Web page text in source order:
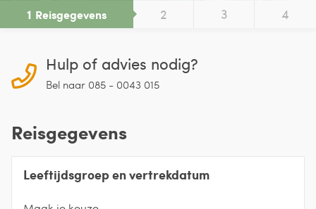
1 Reisgegevens 2 3 4
Hulp of advies nodig?
Bel naar 085 - 0043 015
Reisgegevens
Leeftijdsgroep en vertrekdatum